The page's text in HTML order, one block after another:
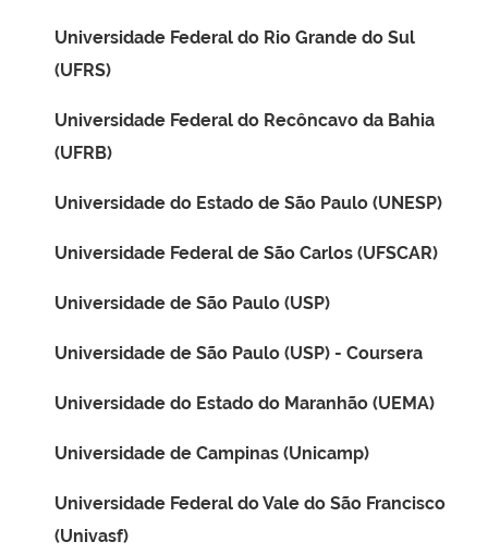
Universidade Federal do Rio Grande do Sul
(UFRS)
Universidade Federal do Recôncavo da Bahia
(UFRB)
Universidade do Estado de São Paulo (UNESP)
Universidade Federal de São Carlos (UFSCAR)
Universidade de São Paulo (USP)
Universidade de São Paulo (USP) - Coursera
Universidade do Estado do Maranhão (UEMA)
Universidade de Campinas (Unicamp)
Universidade Federal do Vale do São Francisco
(Univasf)